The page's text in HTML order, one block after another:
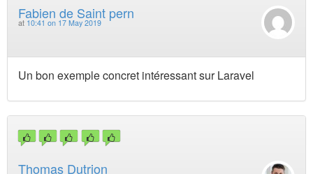
Fabien de Saint pern
at 10:41 on 17 May 2019
Un bon exemple concret intéressant sur Laravel
Thomas Dutrion